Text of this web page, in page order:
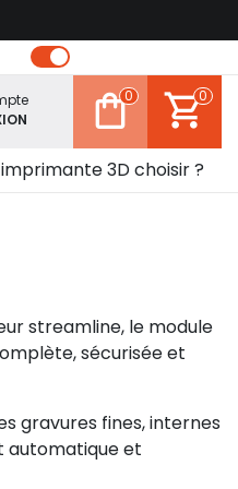
0 0
imprimante 3D choisir ?
streamline, le module
sécurisée et
gravures fines, internes
automatique et